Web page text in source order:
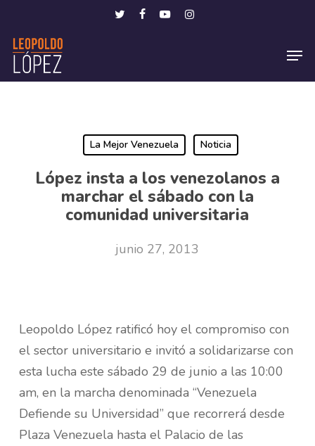
main
content
twitterfacebookyoutubeinstagram
La Mejor Venezuela Noticia
López insta a los venezolanos a
marchar el sábado con la
comunidad universitaria
junio 27, 2013
Leopoldo López ratificó hoy el compromiso con
el sector universitario e invitó a solidarizarse con
esta lucha este sábado 29 de junio a las 10:00
am, en la marcha denominada “Venezuela
Defiende su Universidad” que recorrerá desde
Plaza Venezuela hasta el Palacio de las